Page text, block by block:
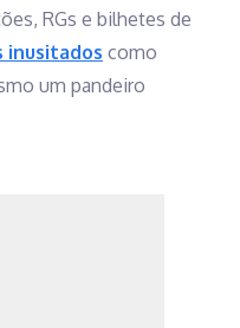
RGs e bilhetes de
inusitados como
um pandeiro